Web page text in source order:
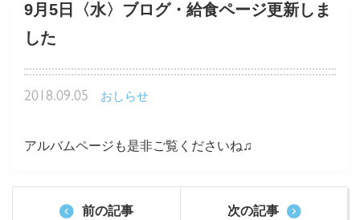
9月5日〈水〉ブログ・給食ページ更新しま
した
2018.09.05 おしらせ
アルバムページも是非ご覧くださいね♫
前の記事 次の記事